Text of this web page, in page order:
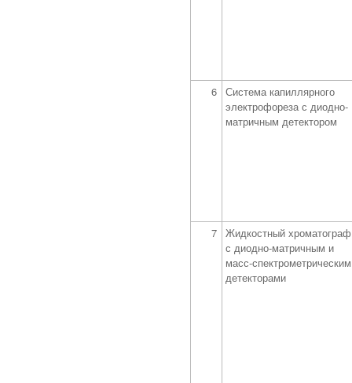
6 Система капиллярного
электрофореза с диодно-
матричным детектором
7 Жидкостный хроматограф
с диодно-матричным и
масс-спектрометрическим
детекторами